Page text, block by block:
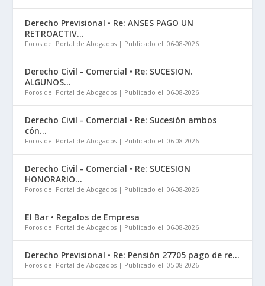
Derecho Previsional • Re: ANSES PAGO UN
RETROACTIV...
Foros del Portal de Abogados Publicado el: 06-08-2026
Derecho Civil - Comercial • Re: SUCESION.
ALGUNOS...
Foros del Portal de Abogados Publicado el: 06-08-2026
Derecho Civil - Comercial • Re: Sucesión ambos
cón...
Foros del Portal de Abogados Publicado el: 06-08-2026
Derecho Civil - Comercial • Re: SUCESION
HONORARIO...
Foros del Portal de Abogados Publicado el: 06-08-2026
El Bar • Regalos de Empresa
Foros del Portal de Abogados Publicado el: 06-08-2026
Derecho Previsional • Re: Pensión 27705 pago de re...
Foros del Portal de Abogados Publicado el: 05-08-2026